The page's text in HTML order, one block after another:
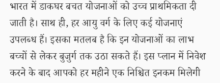
भारत में डाकघर बचत योजनाओं को उच्च प्राथमिकता दी
जाती है। साथ ही, हर आयु वर्ग के लिए कई योजनाएं
उपलब्ध हैं। इसका मतलब है कि इन योजनाओं का लाभ
बच्चों से लेकर बुजुर्ग तक उठा सकते हैं। इस प्लान में निवेश
करने के बाद आपको हर महीने एक निश्चित इनकम मिलेगी